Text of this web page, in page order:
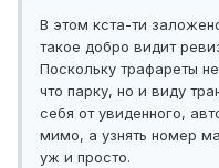
В этом кста-ти
такое добро видит
Поскольку трафареты
что парку, но и виду
себя от увиденного,
мимо, а узнять номер
уж и просто.